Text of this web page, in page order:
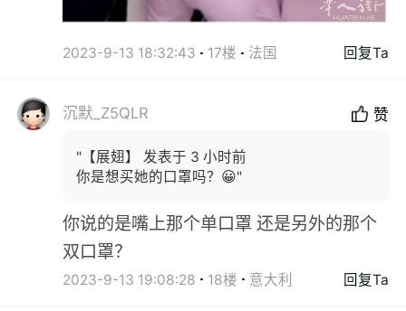
2023-9-13 18:32:43 17楼 法国 回复Ta
沉默_Z5QLR 赞
"【展翅】 发表于 3 小时前
你是想买她的口罩吗？😀"
你说的是嘴上那个单口罩 还是另外的那个
双口罩？
2023-9-13 19:08:28 18楼 意大利 回复Ta